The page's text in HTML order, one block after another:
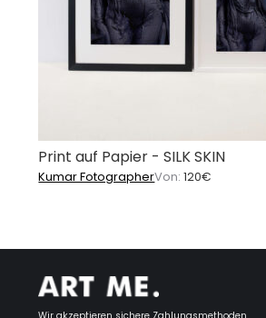
Print auf Papier - SILK SKIN
Kumar FotographerVon:120€